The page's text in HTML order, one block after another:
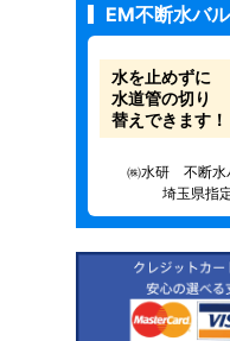
EM不断水バ
水を止めずに
水道管の切り
替えできます！
㈱水研 不断水
埼玉県指